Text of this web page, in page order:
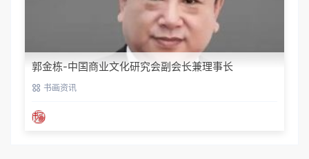
郭金栋-中国商业文化研究会副会长兼理事长
书画资讯